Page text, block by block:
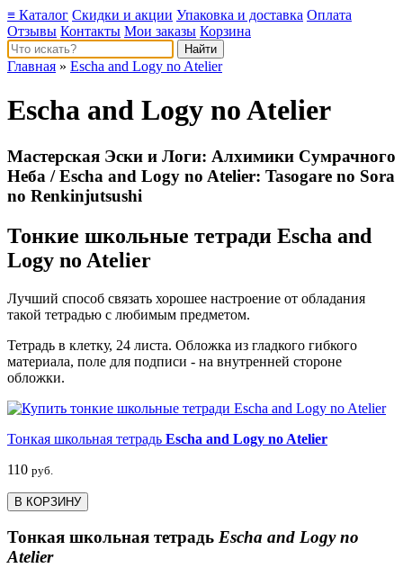
≡ Каталог Скидки и акции Упаковка и доставка Оплата
Отзывы Контакты Мои заказы Корзина
Главная » Escha and Logy no Atelier
Escha and Logy no Atelier
Мастерская Эски и Логи: Алхимики Сумрачного
Неба / Escha and Logy no Atelier: Tasogare no Sora
no Renkinjutsushi
Тонкие школьные тетради Escha and
Logy no Atelier
Лучший способ связать хорошее настроение от обладания
такой тетрадью c любимым предметом.
Тетрадь в клетку, 24 листа. Обложка из гладкого гибкого
материала, поле для подписи - на внутренней стороне
обложки.
Тонкая школьная тетрадь Escha and Logy no Atelier
110 руб.
В КОРЗИНУ
Тонкая школьная тетрадь Escha and Logy no
Atelier